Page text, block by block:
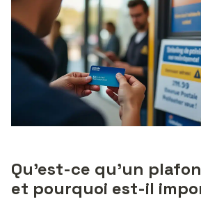
Qu’est-ce qu’un
et pourquoi est-il